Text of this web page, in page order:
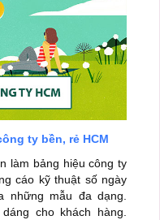
ty bền, rẻ HCM
làm bảng hiệu công ty
cáo kỹ thuật số ngày
những mẫu đa dạng.
cho khách hàng.